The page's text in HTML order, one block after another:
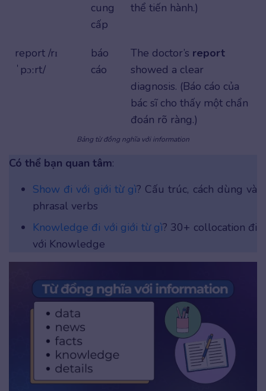
cung
cấp
thể tiến hành.)
report /rɪ
ˈpɔːrt/
báo
cáo
The doctor’s report
showed a clear
diagnosis. (Báo cáo của
bác sĩ cho thấy một chẩn
đoán rõ ràng.)
Bảng từ đồng nghĩa với information
Có thể bạn quan tâm:
Show đi với giới từ gì? Cấu trúc, cách dùng và
phrasal verbs
Knowledge đi với giới từ gì? 30+ collocation đi
với Knowledge